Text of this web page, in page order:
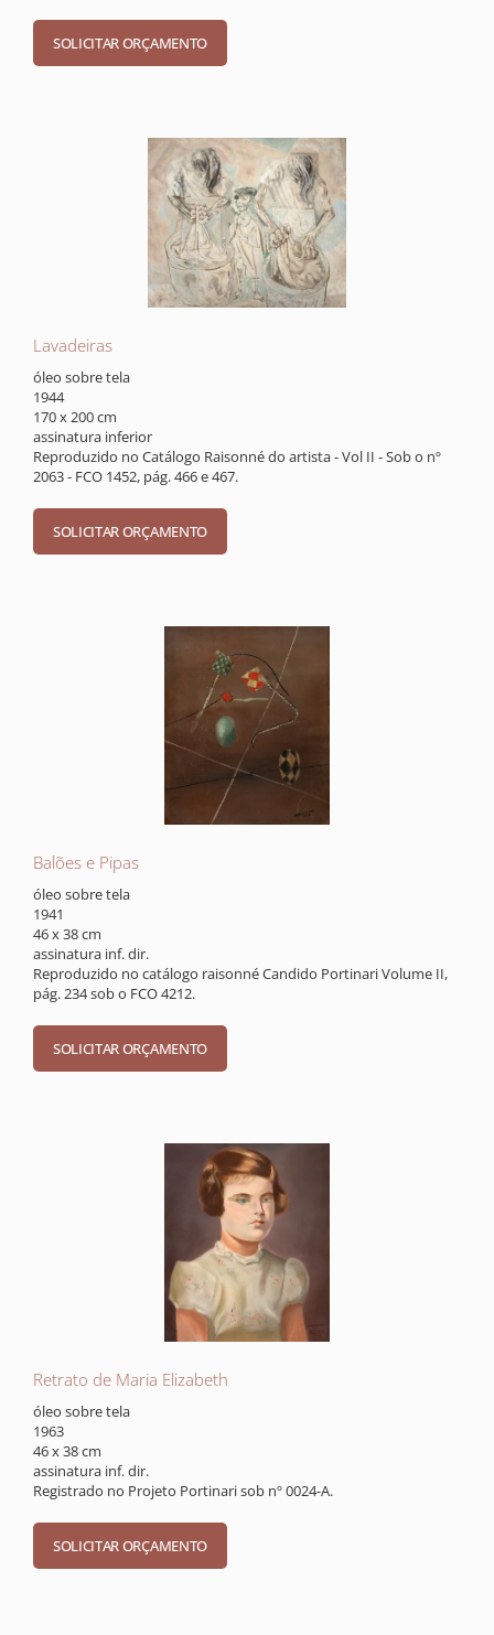
Lavadeiras
óleo sobre tela
1944
170 x 200 cm
assinatura inferior
Reproduzido no Catálogo Raisonné do artista - Vol II - Sob o nº
2063 - FCO 1452, pág. 466 e 467.
Balões e Pipas
óleo sobre tela
1941
46 x 38 cm
assinatura inf. dir.
Reproduzido no catálogo raisonné Candido Portinari Volume II,
pág. 234 sob o FCO 4212.
Retrato de Maria Elizabeth
óleo sobre tela
1963
46 x 38 cm
assinatura inf. dir.
Registrado no Projeto Portinari sob nº 0024-A.